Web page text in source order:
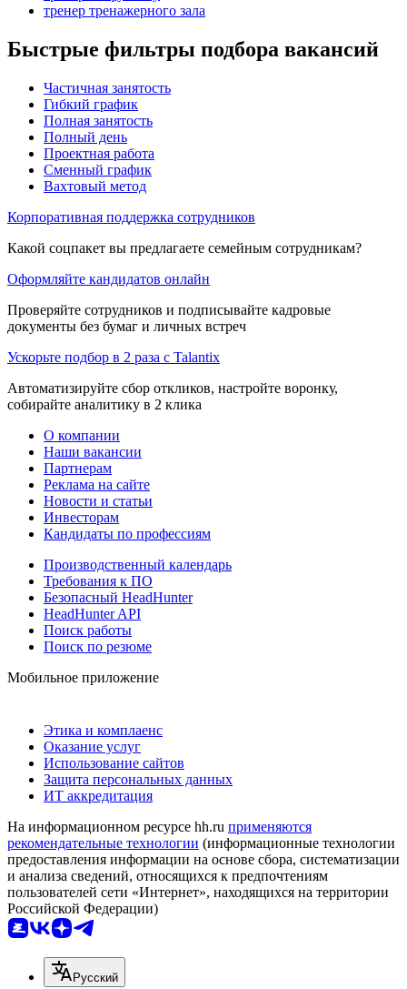
тренер тренажерного зала
Быстрые фильтры подбора вакансий
Частичная занятость
Гибкий график
Полная занятость
Полный день
Проектная работа
Сменный график
Вахтовый метод
Корпоративная поддержка сотрудников
Какой соцпакет вы предлагаете семейным сотрудникам?
Оформляйте кандидатов онлайн
Проверяйте сотрудников и подписывайте кадровые
документы без бумаг и личных встреч
Ускорьте подбор в 2 раза с Talantix
Автоматизируйте сбор откликов, настройте воронку,
собирайте аналитику в 2 клика
О компании
Наши вакансии
Партнерам
Реклама на сайте
Новости и статьи
Инвесторам
Кандидаты по профессиям
Производственный календарь
Требования к ПО
Безопасный HeadHunter
HeadHunter API
Поиск работы
Поиск по резюме
Мобильное приложение
Этика и комплаенс
Оказание услуг
Использование сайтов
Защита персональных данных
ИТ аккредитация
На информационном ресурсе hh.ru применяются
рекомендательные технологии (информационные технологии
предоставления информации на основе сбора, систематизации
и анализа сведений, относящихся к предпочтениям
пользователей сети «Интернет», находящихся на территории
Российской Федерации)
Русский